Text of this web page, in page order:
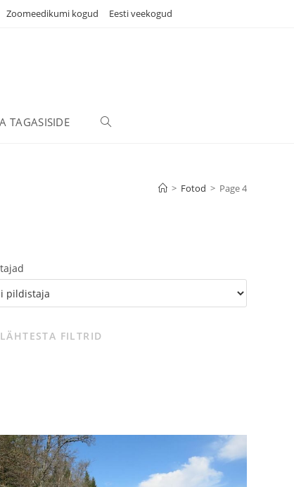
Zoomeedikumi kogud Eesti veekogud
TAGASISIDE TOGGLE
> Fotod > Page 4